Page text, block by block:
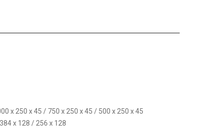
x 250 x 45 / 750 x 250 x 45 / 500 x 250 x 45
x 128 / 256 x 128